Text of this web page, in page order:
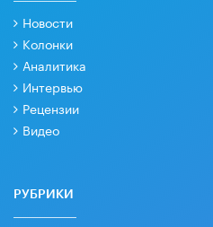
Новости
Колонки
Аналитика
Интервью
Рецензии
Видео
РУБРИКИ